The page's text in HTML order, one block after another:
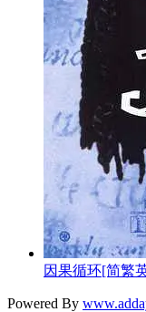
因果循环[简繁
Powered By